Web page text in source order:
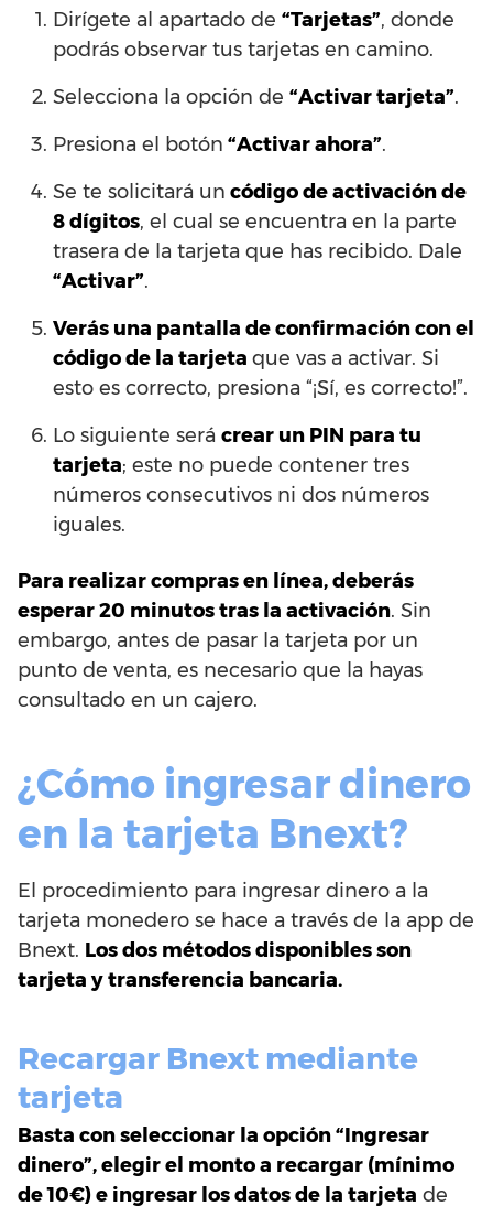
Dirígete al apartado de “Tarjetas”, donde
podrás observar tus tarjetas en camino.
Selecciona la opción de “Activar tarjeta”.
Presiona el botón “Activar ahora”.
Se te solicitará un código de activación de
8 dígitos, el cual se encuentra en la parte
trasera de la tarjeta que has recibido. Dale
“Activar”.
Verás una pantalla de confirmación con el
código de la tarjeta que vas a activar. Si
esto es correcto, presiona “¡Sí, es correcto!”.
Lo siguiente será crear un PIN para tu
tarjeta; este no puede contener tres
números consecutivos ni dos números
iguales.
Para realizar compras en línea, deberás
esperar 20 minutos tras la activación. Sin
embargo, antes de pasar la tarjeta por un
punto de venta, es necesario que la hayas
consultado en un cajero.
¿Cómo ingresar dinero
en la tarjeta Bnext?
El procedimiento para ingresar dinero a la
tarjeta monedero se hace a través de la app de
Bnext. Los dos métodos disponibles son
tarjeta y transferencia bancaria.
Recargar Bnext mediante
tarjeta
Basta con seleccionar la opción “Ingresar
dinero”, elegir el monto a recargar (mínimo
de 10€) e ingresar los datos de la tarjeta de